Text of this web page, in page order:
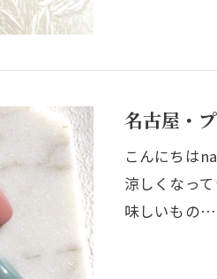
名古屋・
こんにちは
涼しくなっ
味しいもの…